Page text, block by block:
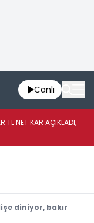
Canlı
TL NET KAR AÇIKLADI,
diniyor, bakır